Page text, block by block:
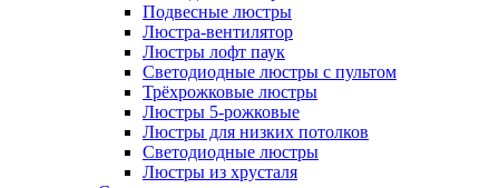
Подвесные люстры
Люстра-вентилятор
Люстры лофт паук
Светодиодные люстры с пультом
Трёхрожковые люстры
Люстры 5-рожковые
Люстры для низких потолков
Cветодиодные люстры
Люстры из хрусталя